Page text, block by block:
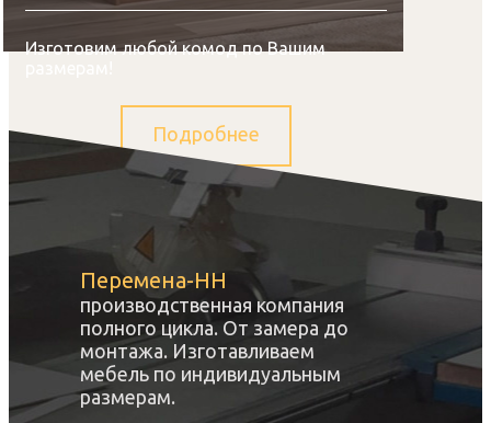
Изготовим любой комод по Вашим
Подробнее
Перемена-НН
производственная компания
полного цикла. От замера до
монтажа. Изготавливаем
мебель по индивидуальным
размерам.